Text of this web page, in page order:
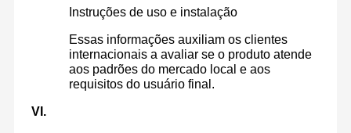
Instruções de uso e instalação
Essas informações auxiliam os clientes
internacionais a avaliar se o produto atende
aos padrões do mercado local e aos
requisitos do usuário final.
VI.